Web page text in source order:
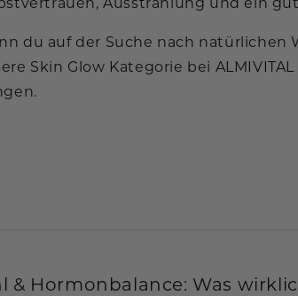
Ausstrahlung und ein
du auf der Suche nach natürlichen
Skin Glow Kategorie bei
& Hormonbalance: Was